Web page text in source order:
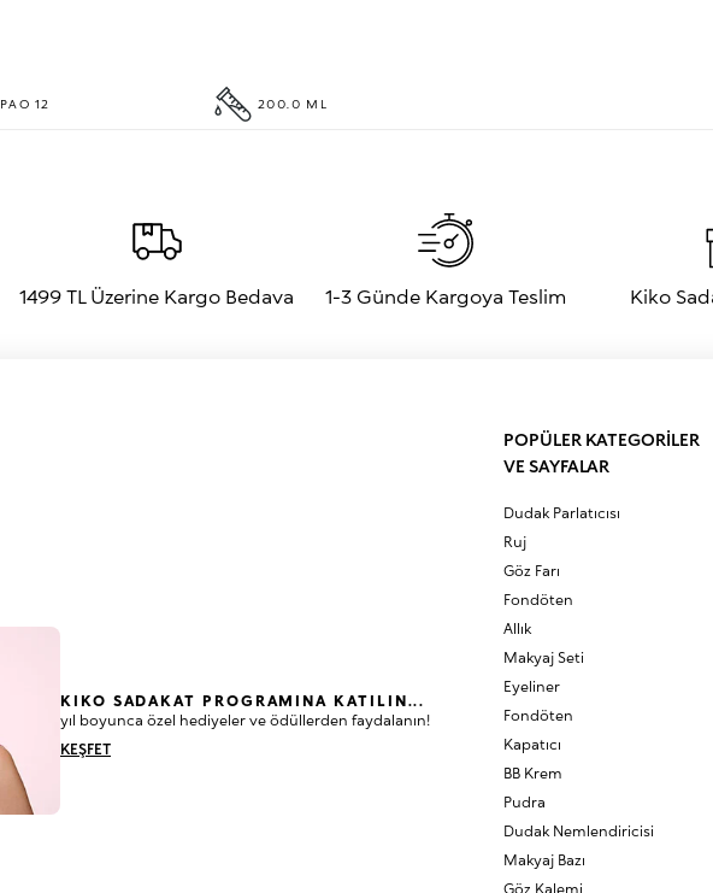
PAO 12 200.0 ML
1499 TL Üzerine Kargo Bedava 1-3 Günde Kargoya Teslim Kiko
KIKO SADAKAT PROGRAMINA KATILIN...
yıl boyunca özel hediyeler ve ödüllerden faydalanın!
KEŞFET
POPÜLER KATEGORİLER
VE SAYFALAR
Dudak Parlatıcısı
Ruj
Göz Farı
Fondöten
Allık
Makyaj Seti
Eyeliner
Fondöten
Kapatıcı
BB Krem
Pudra
Dudak Nemlendiricisi
Makyaj Bazı
Göz Kalemi